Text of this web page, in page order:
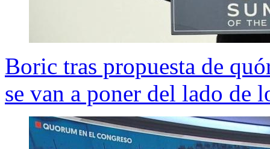
Boric tras propuesta de
se van a poner del lado de